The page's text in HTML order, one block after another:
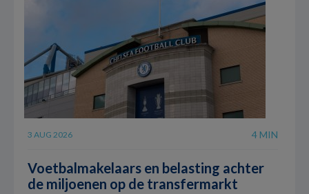
3 AUG 2026 4 MIN
Voetbalmakelaars en belasting achter
de miljoenen op de transfermarkt